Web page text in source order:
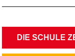
NAVIGATION
DIE SCHULE